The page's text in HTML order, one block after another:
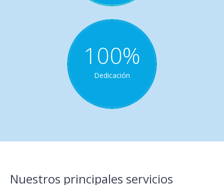
100%
Dedicación
Nuestros principales servicios